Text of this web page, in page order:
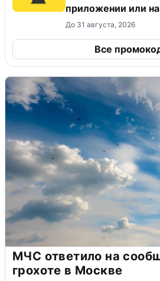
приложении или
До 31 августа, 2026
Все
МЧС ответило на
грохоте в Москве